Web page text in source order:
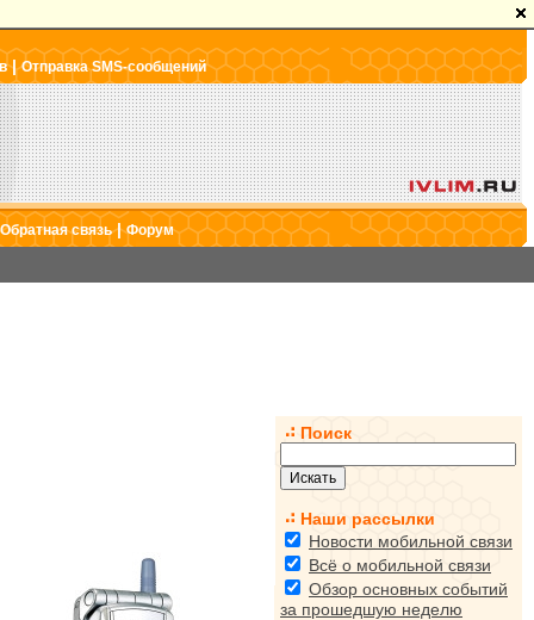
|Отправка SMS-сообщений
Обратная связь|Форум
Поиск
Наши рассылки
Новости мобильной связи
Всё о мобильной связи
Обзор основных событий
за прошедшую неделю